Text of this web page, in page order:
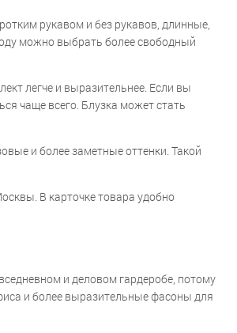
рукавом и без рукавов, длинные,
можно выбрать более свободный
легче и выразительнее. Если вы
чаще всего. Блузка может стать
и более заметные оттенки. Такой
В карточке товара удобно
и деловом гардеробе, потому
и более выразительные фасоны для